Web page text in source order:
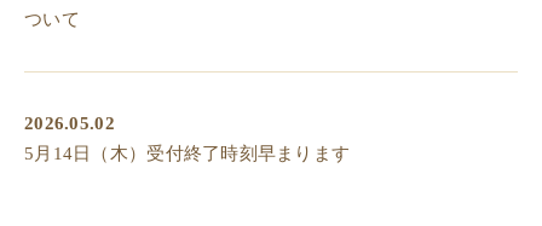
ついて
2026.05.02
5月14日（木）受付終了時刻早まります